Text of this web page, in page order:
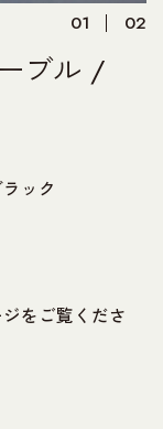
01 02
ブル /
ック
をご覧くださ